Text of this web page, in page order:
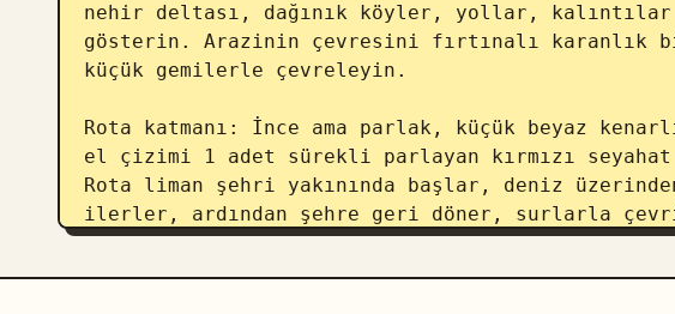
nehir deltası, dağınık köyler, yollar,
gösterin. Arazinin çevresini fırtınalı karanlık
küçük gemilerle çevreleyin.
Rota katmanı: İnce ama parlak, küçük beyaz
el çizimi 1 adet sürekli parlayan kırmızı
Rota liman şehri yakınında başlar, deniz
ilerler, ardından şehre geri döner, surlarla
kıvrılır, sulak alanları ve ormanları geçer, buz
veya geçitten geçer ve donmuş plato boyunca